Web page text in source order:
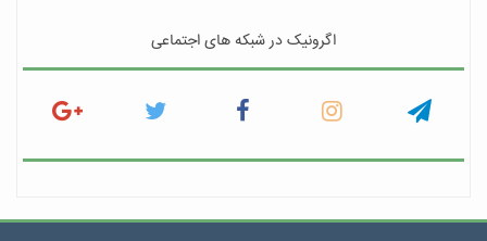
اگرونیک در شبکه های اجتماعی